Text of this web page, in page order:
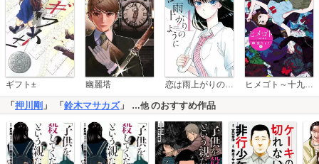
ギフト± 幽麗塔 恋は雨上がりのように ヒメゴト～十九歳の制服～
「 押川剛 」 「 鈴木マサカズ」 …他のおすすめ作品